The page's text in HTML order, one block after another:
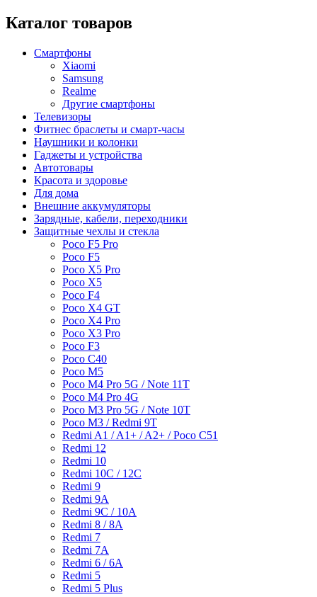
Каталог товаров
Смартфоны
Xiaomi
Samsung
Realme
Другие смартфоны
Телевизоры
Фитнес браслеты и смарт-часы
Наушники и колонки
Гаджеты и устройства
Автотовары
Красота и здоровье
Для дома
Внешние аккумуляторы
Зарядные, кабели, переходники
Защитные чехлы и стекла
Poco F5 Pro
Poco F5
Poco X5 Pro
Poco X5
Poco F4
Poco X4 GT
Poco X4 Pro
Poco X3 Pro
Poco F3
Poco C40
Poco M5
Poco M4 Pro 5G / Note 11T
Poco M4 Pro 4G
Poco M3 Pro 5G / Note 10T
Poco M3 / Redmi 9T
Redmi A1 / A1+ / A2+ / Poco C51
Redmi 12
Redmi 10
Redmi 10C / 12C
Redmi 9
Redmi 9A
Redmi 9C / 10A
Redmi 8 / 8A
Redmi 7
Redmi 7A
Redmi 6 / 6A
Redmi 5
Redmi 5 Plus